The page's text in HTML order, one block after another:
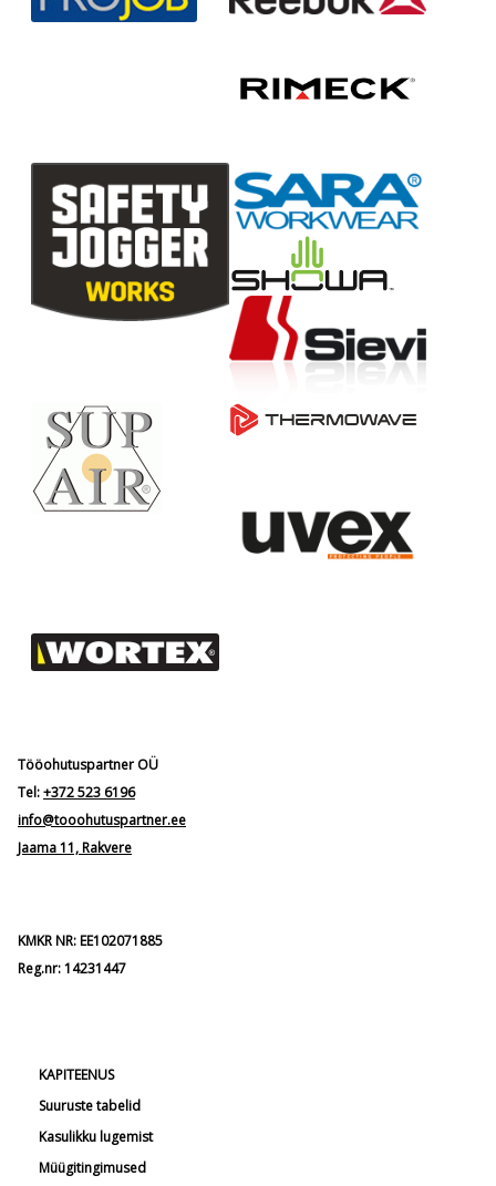
Tööohutuspartner OÜ
Tel:+372 523 6196
info@tooohutuspartner.ee
Jaama 11, Rakvere
KMKR NR: EE102071885
Reg.nr: 14231447
KAPITEENUS
Suuruste tabelid
Kasulikku lugemist
Müügitingimused